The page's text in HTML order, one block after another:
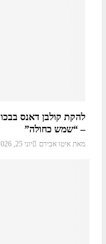
להקת קולבן דאנס
– “שמש כחולה”
מאת איטו אבירם יוני 25, 2026